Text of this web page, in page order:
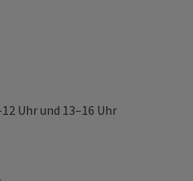
Uhr und 13–16 Uhr